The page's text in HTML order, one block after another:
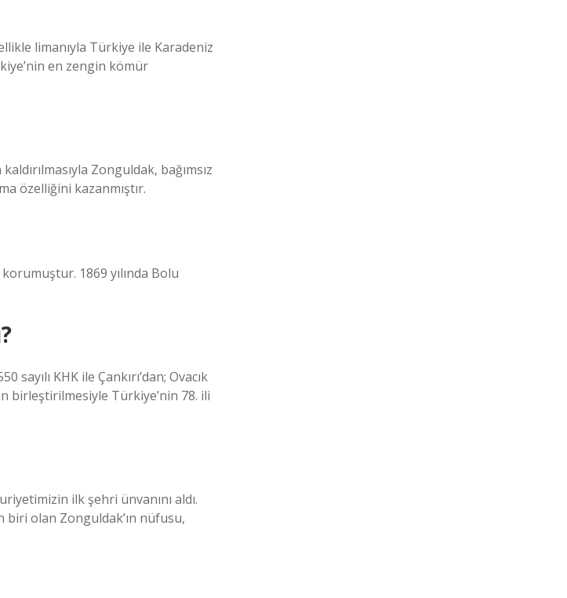
limanıyla Türkiye ile Karadeniz
en zengin kömür
Zonguldak, bağımsız
özelliğini kazanmıştır.
1869 yılında Bolu
KHK ile Çankırı’dan; Ovacık
birleştirilmesiyle Türkiye’nin 78. ili
ilk şehri ünvanını aldı.
biri olan Zonguldak’ın nüfusu,